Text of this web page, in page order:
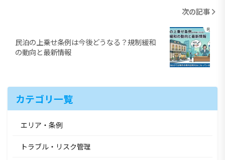
次の記事
民泊の上乗せ条例は今後どうなる？規制緩和
の動向と最新情報
カテゴリ一覧
エリア・条例
トラブル・リスク管理